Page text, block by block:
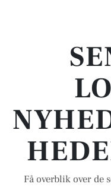
Få overblik over de